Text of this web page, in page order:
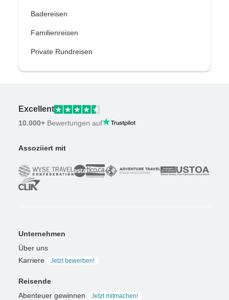
Badereisen
Familienreisen
Private Rundreisen
Excellent
10.000+ Bewertungen auf
Assoziiert mit
Unternehmen
Über uns
Karriere
Jetzt bewerben!
Reisende
Abenteuer gewinnen
Jetzt mitmachen!